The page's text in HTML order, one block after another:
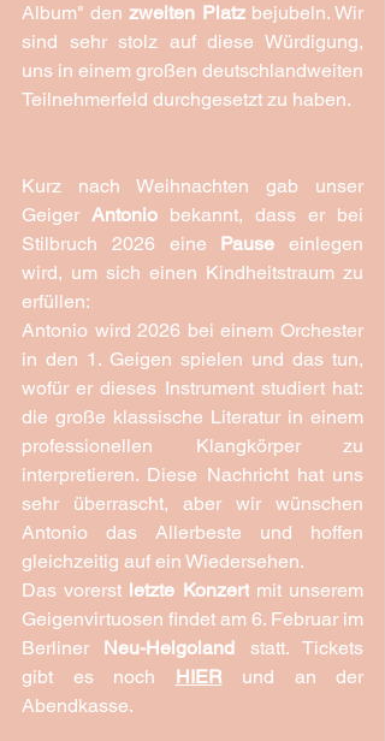
Album" den zweiten Platz bejubeln. Wir
sind sehr stolz auf diese Würdigung,
uns in einem großen deutschlandweiten
Teilnehmerfeld durchgesetzt zu haben.
Kurz nach Weihnachten gab unser
Geiger Antonio bekannt, dass er bei
Stilbruch 2026 eine Pause einlegen
wird, um sich einen Kindheitstraum zu
erfüllen:
Antonio wird 2026 bei einem Orchester
in den 1. Geigen spielen und das tun,
wofür er dieses Instrument studiert hat:
die große klassische Literatur in einem
professionellen Klangkörper zu
interpretieren. Diese Nachricht hat uns
sehr überrascht, aber wir wünschen
Antonio das Allerbeste und hoffen
gleichzeitig auf ein Wiedersehen.
Das vorerst letzte Konzert mit unserem
Geigenvirtuosen findet am 6. Februar im
Berliner Neu-Helgoland statt. Tickets
gibt es noch
HIER und an der
Abendkasse.